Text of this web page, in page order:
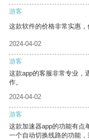
游客
这款软件的价格非常实惠，
2024-04-02
游客
这款app的客服非常专业，
作。
2024-04-02
游客
这款加速器app的功能有点
一个自动切换线路的功能